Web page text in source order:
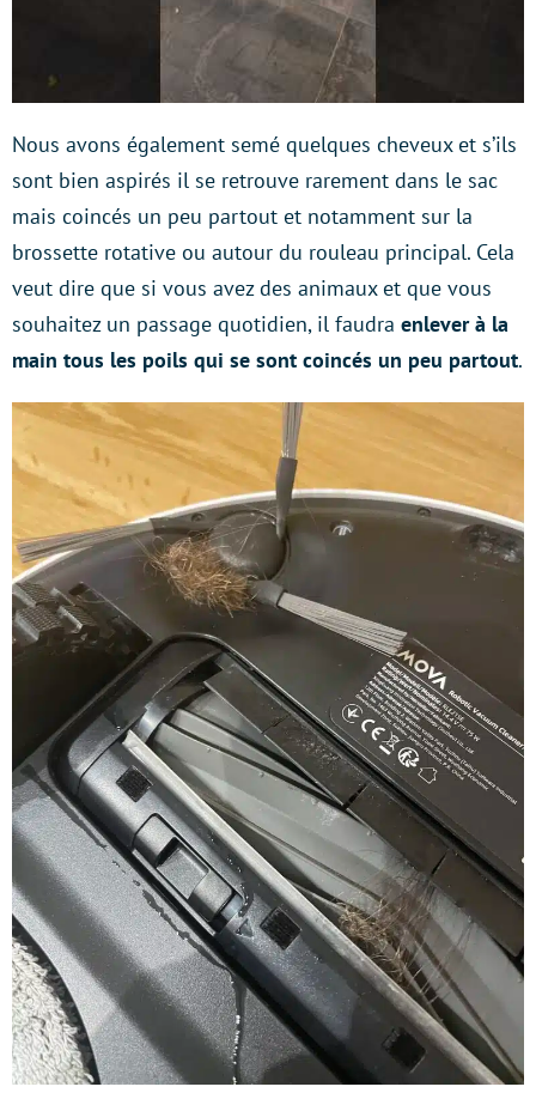
Nous avons également semé quelques cheveux et s’ils
sont bien aspirés il se retrouve rarement dans le sac
mais coincés un peu partout et notamment sur la
brossette rotative ou autour du rouleau principal. Cela
veut dire que si vous avez des animaux et que vous
souhaitez un passage quotidien, il faudra enlever à la
main tous les poils qui se sont coincés un peu partout.